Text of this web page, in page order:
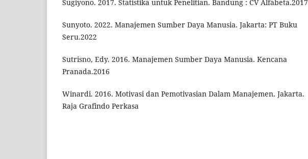
Sugiyono. 2017. Statistika untuk Penelitian. Bandung : CV Alfabeta.2017
Sunyoto. 2022. Manajemen Sumber Daya Manusia. Jakarta: PT Buku
Seru.2022
Sutrisno, Edy. 2016. Manajemen Sumber Daya Manusia. Kencana
Pranada.2016
Winardi. 2016. Motivasi dan Pemotivasian Dalam Manajemen. Jakarta.
Raja Grafindo Perkasa